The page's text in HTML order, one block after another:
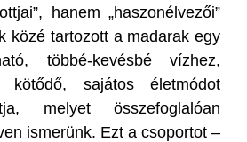
hanem „haszonélvezői”
közé tartozott a madarak egy
többé-kevésbé vízhez,
kötődő, sajátos életmódot
melyet összefoglalóan
ismerünk. Ezt a csoportot –